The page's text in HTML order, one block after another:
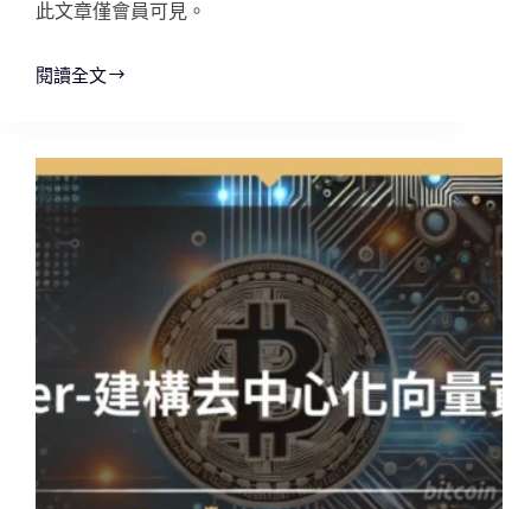
此文章僅會員可見。
閱讀全文
EVE
造
終
極
空
生
體
驗
戲